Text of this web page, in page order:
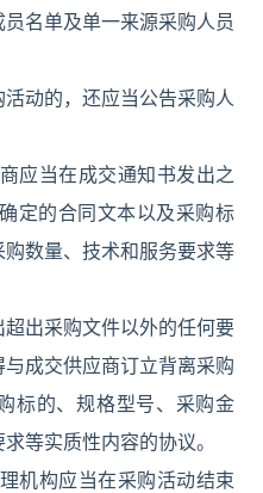
员名单及单一来源采购人员
动的，还应当公告采购人
应当在成交通知书发出之
定的合同文本以及采购标
数量、技术和服务要求等
出采购文件以外的任何要
成交供应商订立背离采购
标的、规格型号、采购金
等实质性内容的协议。
机构应当在采购活动结束